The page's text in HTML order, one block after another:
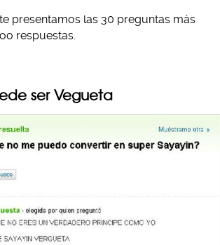
presentamos las 30 preguntas más
respuestas.
ser Vegueta